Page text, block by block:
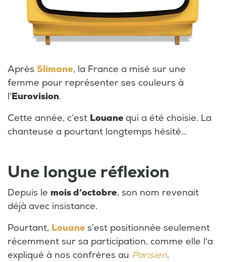
Après Slimane, la France a misé sur une
femme pour représenter ses couleurs à
l'Eurovision.
Cette année, c’est Louanequi a été choisie. La
chanteuse a pourtant longtemps hésité…
Une longue réflexion
Depuis le mois d’octobre, son nom revenait
déjà avec insistance.
Pourtant, Louane s’est positionnée seulement
récemment sur sa participation, comme elle l'a
expliqué à nos confrères au Parisien.